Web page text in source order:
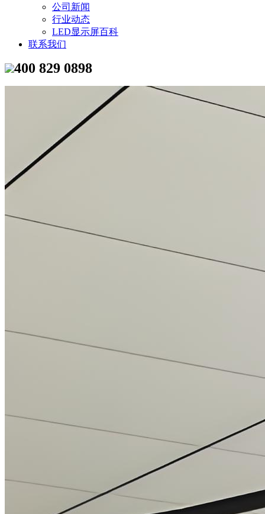
公司新闻
行业动态
LED显示屏百科
联系我们
400 829 0898